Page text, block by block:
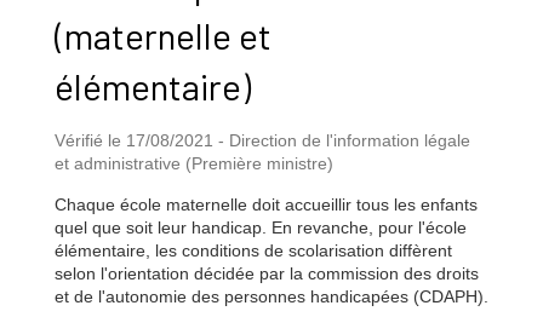
(maternelle et
élémentaire)
Vérifié le 17/08/2021 - Direction de l'information légale
et administrative (Première ministre)
Chaque école maternelle doit accueillir tous les enfants
quel que soit leur handicap. En revanche, pour l'école
élémentaire, les conditions de scolarisation diffèrent
selon l'orientation décidée par la commission des droits
et de l'autonomie des personnes handicapées (CDAPH).